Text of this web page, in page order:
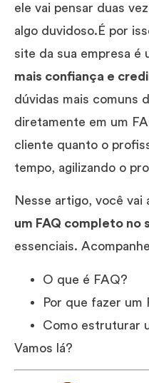
ele vai pensar duas
algo duvidoso.É por
site da sua empresa é
mais confiança e
dúvidas mais comuns
diretamente em um
cliente quanto o
tempo, agilizando o
Nesse artigo, você vai
um FAQ completo no
essenciais.
O que é FAQ?
Por que fazer um
Como estruturar
Vamos lá?